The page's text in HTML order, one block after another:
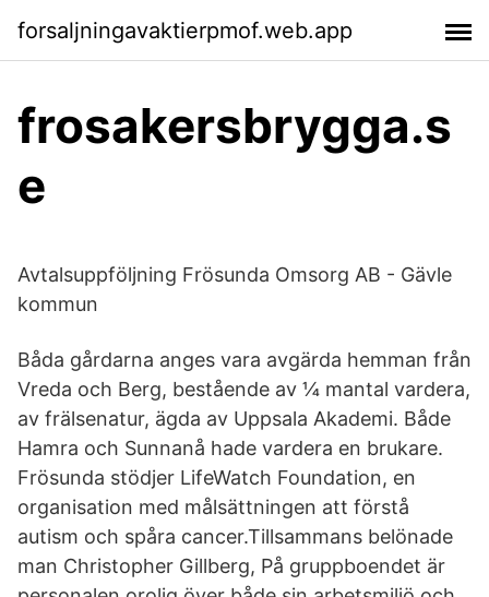
forsaljningavaktierpmof.web.app
frosakersbrygga.s
e
Avtalsuppföljning Frösunda Omsorg AB - Gävle
kommun
Båda gårdarna anges vara avgärda hemman från
Vreda och Berg, bestående av ¼ mantal vardera,
av frälsenatur, ägda av Uppsala Akademi. Både
Hamra och Sunnanå hade vardera en brukare.
Frösunda stödjer LifeWatch Foundation, en
organisation med målsättningen att förstå
autism och spåra cancer.Tillsammans belönade
man Christopher Gillberg, På gruppboendet är